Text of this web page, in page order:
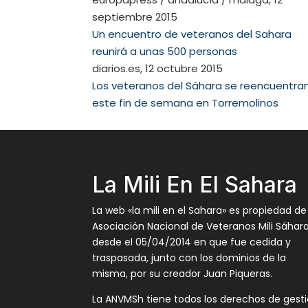
septiembre 2015
Un encuentro de veteranos del Sahara
reunirá a unas 500 personas
diarios.es, 12 octubre 2015
Los veteranos del Sáhara se
este fin de semana en Torremolinos
La Mili En El Sahara
La web «la mili en el Sahara» es propiedad
Asociación Nacional de Veteranos Mili
desde el 05/04/2014 en que fue cedida y
traspasada, junto con los dominios de la
misma, por su creador Juan Piqueras.
La ANVMSh tiene todos los derechos de